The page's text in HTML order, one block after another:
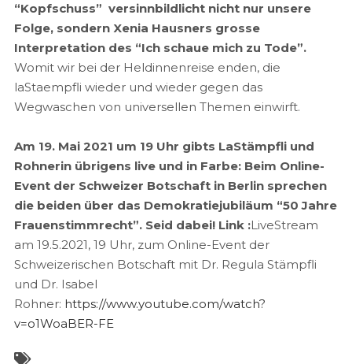
“Kopfschuss” versinnbildlicht nicht nur unsere
Folge, sondern Xenia Hausners grosse
Interpretation des “Ich schaue mich zu Tode”.
Womit wir bei der Heldinnenreise enden, die
laStaempfli wieder und wieder gegen das
Wegwaschen von universellen Themen einwirft.
Am 19. Mai 2021 um 19 Uhr gibts LaStämpfli und
Rohnerin übrigens live und in Farbe: Beim Online-
Event der Schweizer Botschaft in Berlin sprechen
die beiden über das Demokratiejubiläum “50 Jahre
Frauenstimmrecht”. Seid dabei! Link :LiveStream
am 19.5.2021, 19 Uhr, zum Online-Event der
Schweizerischen Botschaft mit Dr. Regula Stämpfli
und Dr. Isabel
Rohner: https://www.youtube.com/watch?
v=o1WoaBER-FE